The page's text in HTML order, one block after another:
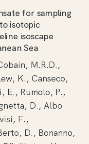
for sampling
isotopic
isoscape
Sea
M.R.D.,
K., Canseco,
E., Rumolo, P.,
D., Albo
F.,
D., Bonanno,